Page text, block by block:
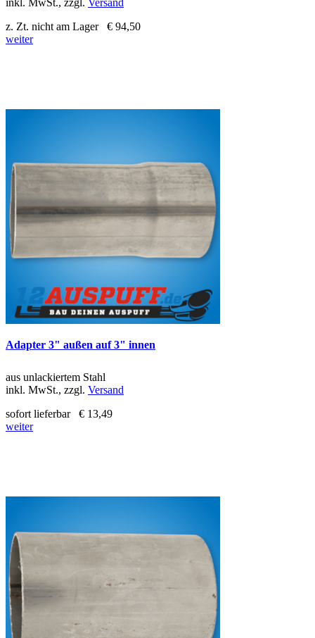
inkl. MwSt., zzgl. Versand
z. Zt. nicht am Lager
€ 94,50
weiter
Adapter 3" außen auf 3" innen
aus unlackiertem Stahl
inkl. MwSt., zzgl. Versand
sofort lieferbar
€ 13,49
weiter